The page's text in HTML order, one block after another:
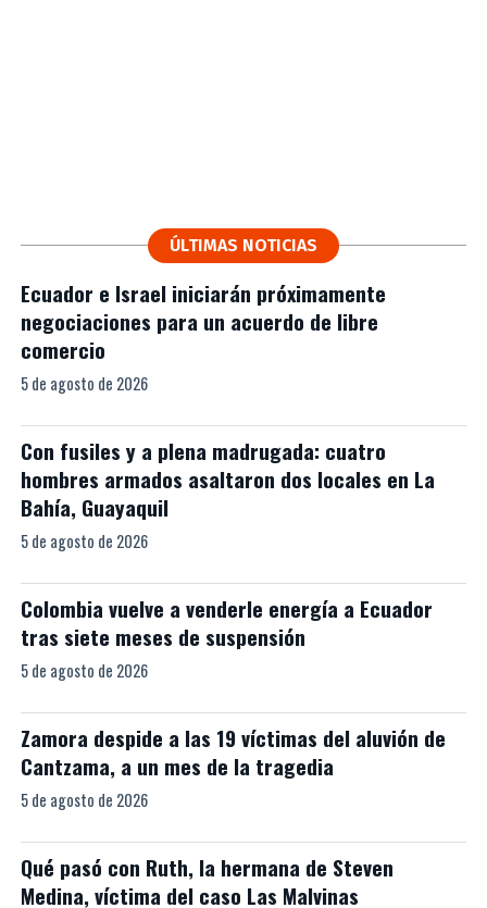
ÚLTIMAS NOTICIAS
Ecuador e Israel iniciarán próximamente
negociaciones para un acuerdo de libre
comercio
5 de agosto de 2026
Con fusiles y a plena madrugada: cuatro
hombres armados asaltaron dos locales en La
Bahía, Guayaquil
5 de agosto de 2026
Colombia vuelve a venderle energía a Ecuador
tras siete meses de suspensión
5 de agosto de 2026
Zamora despide a las 19 víctimas del aluvión de
Cantzama, a un mes de la tragedia
5 de agosto de 2026
Qué pasó con Ruth, la hermana de Steven
Medina, víctima del caso Las Malvinas